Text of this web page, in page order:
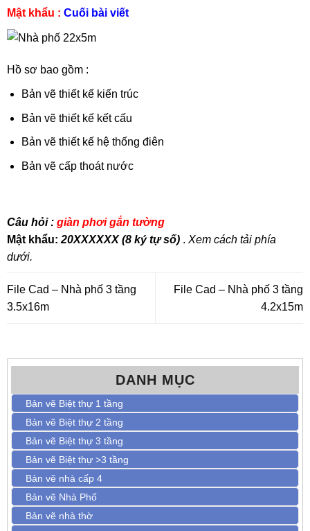
Mật khẩu : Cuối bài viết
Hồ sơ bao gồm :
Bản vẽ thiết kế kiến trúc
Bản vẽ thiết kế kết cấu
Bản vẽ thiết kế hệ thống điên
Bản vẽ cấp thoát nước
Câu hỏi : giàn phơi gắn tường
Mật khẩu: 20XXXXXX (8 ký tự số). Xem cách tải phía
dưới.
File Cad – Nhà phố 3 tầng
3.5x16m
File Cad – Nhà phố 3 tầng
4.2x15m
DANH MỤC
Bản vẽ Biệt thự 1 tầng
Bản vẽ Biệt thự 2 tầng
Bản vẽ Biệt thự 3 tầng
Bản vẽ Biệt thự >3 tầng
Bản vẽ nhà cấp 4
Bản vẽ Nhà Phố
Bản vẽ nhà thờ